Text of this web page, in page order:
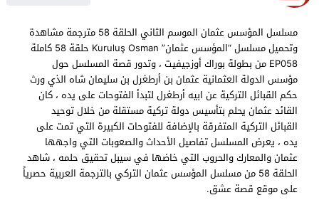
مسلسل المؤسس عثمان الموسم الثاني الحلقة 58 مترجمة مشاهدة
وتحميل مسلسل “المؤسس عثمان” Kuruluş Osman حلقة 58 كاملة
EP058 من بطولة بوراك أوزجيفيت ، وتدور قصة المسلسل حول
مؤسس الدولة العثمانية عثمان بن أرطغرل بن سليمان شاه الذي ورث
حكم القبائل التركية عن ابيه أرطغرل لتبدأ الفتوحات على يده ، كان
القائد عثمان يحلم بتأسيس دولة تركية مستقلة من خلال توحيد
القبائل التركية المتفرقة بالإضافة للفتوحات الكبيرة التي تمت على
يده ، يعرض المسلسل تفاصيل الأحداث والصعوبات التي واجهها
عثمان والمعارك والحروب التي خاضها في سيبل تحقيق حلمه ، شاهد
الحلقة 58 من مسلسل المؤسس عثمان التركي بالترجمة العربية حصرياً
على موقع قصة عشق.